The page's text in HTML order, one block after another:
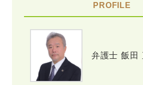
PROFILE
弁護士 飯田